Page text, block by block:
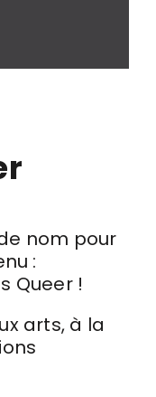
nom pour
:
Queer !
arts, à la